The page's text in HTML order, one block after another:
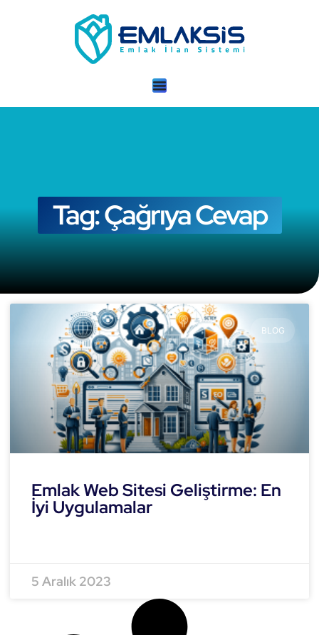
Tag: Çağrıya Cevap
BLOG
Emlak Web Sitesi Geliştirme: En
İyi Uygulamalar
5 Aralık 2023